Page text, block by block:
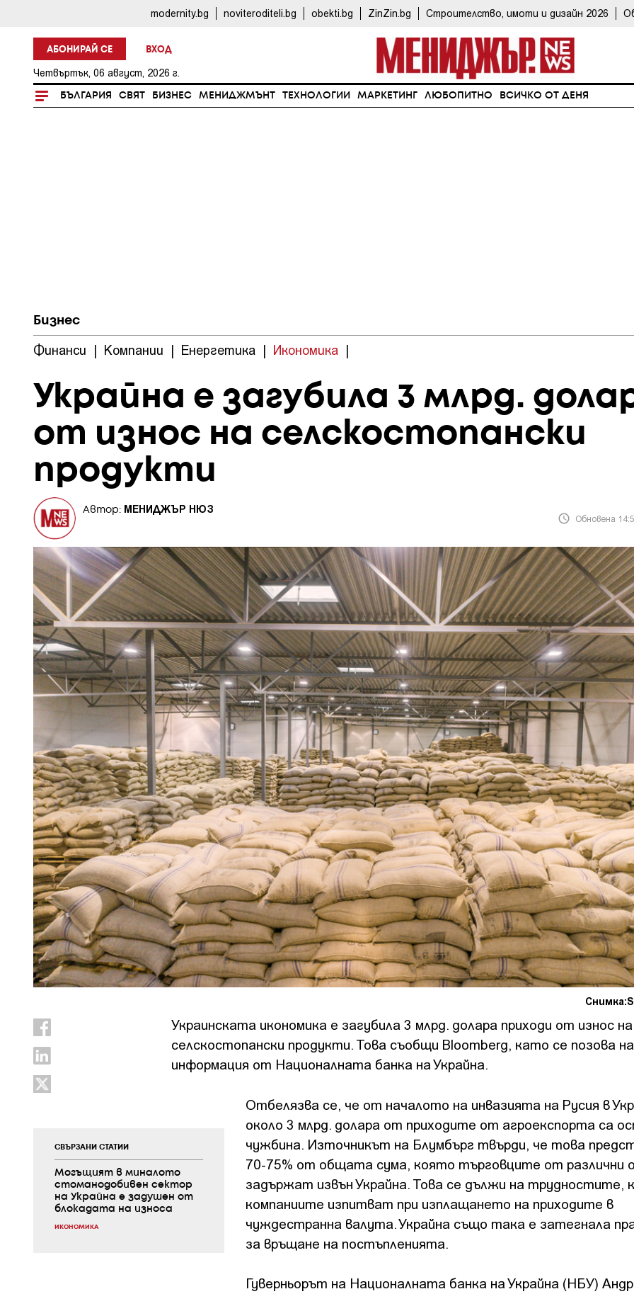
modernity.bg noviteroditeli.bg obekti.bg ZinZin.bg Строителство, имоти и дизайн 2026
АБОНИРАЙ СЕ ВХОД
Четвъртък, 06 август, 2026 г.
БЪЛГАРИЯ СВЯТ БИЗНЕС МЕНИДЖМЪНТ ТЕХНОЛОГИИ МАРКЕТИНГ ЛЮБОПИТНО ВСИЧКО ОТ ДЕНЯ
Бизнес
Финанси | Компании | Енергетика | Икономика |
Украйна е загубила 3 млрд.
от износ на селскостопански
продукти
Автор: МЕНИДЖЪР НЮЗ
Обновена
СВЪРЗАНИ СТАТИИ
Могъщият в миналото
стоманодобивен сектор
на Украйна е задушен от
блокадата на износа
ИКОНОМИКА
Украинската икономика е загубила 3 млрд. долара приходи от износ на
селскостопански продукти. Това съобщи Bloomberg, като се позова на
информация от Националната банка на Украйна.
Отбелязва се, че от началото на инвазията на Русия в
около 3 млрд. долара от приходите от агроекспорта са
чужбина. Източникът на Блумбърг твърди, че това
70-75% от общата сума, която търговците от различни
задържат извън Украйна. Това се дължи на трудностите,
компаниите изпитват при изплащането на приходите в
чуждестранна валута. Украйна също така е затегнала
за връщане на постъпленията.
Гуверньорът на Националната банка на Украйна (НБУ)